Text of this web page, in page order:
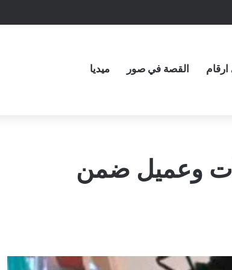
القصة في صور ميديا
وعميل ضمن